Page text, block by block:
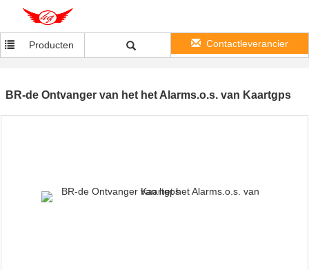
Producten Contactleverancier
BR-de Ontvanger van het het Alarms.o.s. van Kaartgps